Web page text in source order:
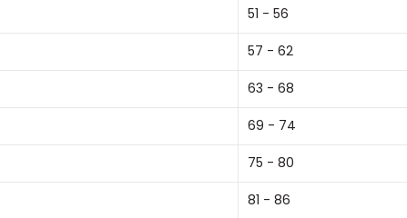
51 - 56
57 - 62
63 - 68
69 - 74
75 - 80
81 - 86